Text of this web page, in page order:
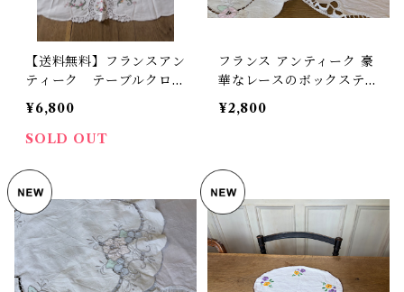
【送料無料】フランスアン
ティーク テーブルクロ
ス 円形 クロスステッ
チ 刺繍 レース エレガ
ント レース【165-29】
ト品】
¥6,800
SOLD OUT
フランス アンティーク 豪
華なレースのボックスティ
ッシュカバー 【D-238】
¥2,800